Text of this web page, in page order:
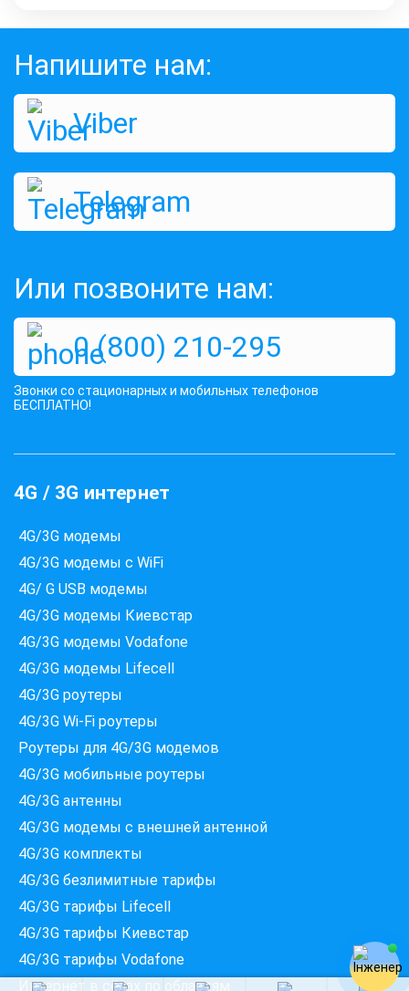
Напишите нам:
Viber
Telegram
Или позвоните нам:
0 (800) 210-295
Звонки со стационарных и мобильных телефонов
БЕСПЛАТНО!
4G / 3G интернет
4G/3G модемы
4G/3G модемы с WiFi
4G/ G USB модемы
4G/3G модемы Киевстар
4G/3G модемы Vodafone
4G/3G модемы Lifecell
4G/3G роутеры
4G/3G Wi-Fi роутеры
Роутеры для 4G/3G модемов
4G/3G мобильные роутеры
4G/3G антенны
4G/3G модемы c внешней антенной
4G/3G комплекты
4G/3G безлимитные тарифы
4G/3G тарифы Lifecell
4G/3G тарифы Киевстар
4G/3G тарифы Vodafone
Интернет в сёлах по областям
Які провайдери працюють
Перевірте доступність інтернету за 30 секунд
375+ провайдерів в базі
Введіть вашу адресу
Місто, вулиця та номер будинку
ПЕРЕВІРИТИ ПРОВАЙДЕРІВ